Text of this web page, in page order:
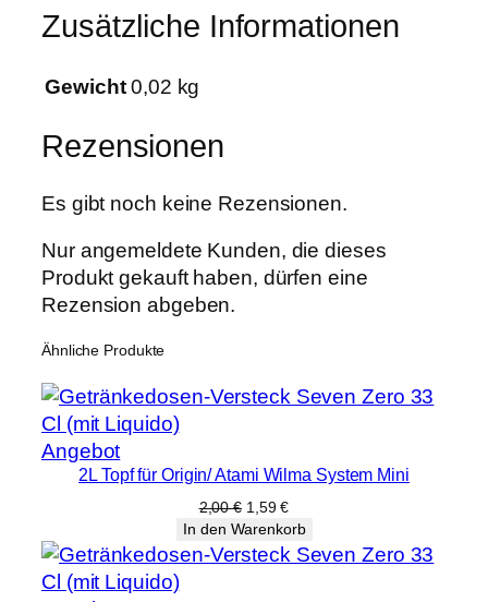
k
ü
A
d
e
c
p
l
a
t
t
R
o
Zusätzliche Informationen
Gewicht 0,02 kg
Rezensionen
Es gibt noch keine Rezensionen.
Nur angemeldete Kunden, die dieses
Produkt gekauft haben, dürfen eine
Rezension abgeben.
Ähnliche Produkte
AngebotProdukt
im
2L Topf für Origin/ Atami Wilma System Mini
2,00€ Ursprünglicher
Preis
war:
2,00 €
1,59€Aktueller
Preis
ist:
1,59 €.
In den Warenkorb